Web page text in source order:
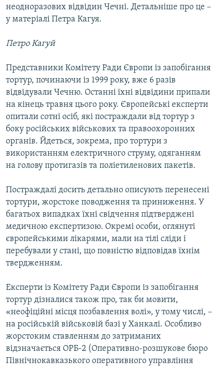
неодноразових відвідин Чечні. Детальніше про це –
у матеріалі Петра Кагуя.
Петро Кагуй
Представники Комітету Ради Європи із запобігання
тортур, починаючи із 1999 року, вже 6 разів
відвідували Чечню. Останні їхні відвідини припали
на кінець травня цього року. Європейські експерти
опитали сотні осіб, які постраждали від тортур з
боку російських військових та правоохоронних
органів. Йдеться, зокрема, про тортури з
використанням електричного струму, одяганням
на голову протигазів та поліетиленових пакетів.
Постраждалі досить детально описують перенесені
тортури, жорстоке поводження та приниження. У
багатьох випадках їхні свідчення підтверджені
медичною експертизою. Окремі особи, оглянуті
європейськими лікарями, мали на тілі сліди і
перебували у стані, що повністю відповідав їхнім
твердженням.
Експерти із Комітету Ради Європи із запобігання
тортур дізналися також про, так би мовити,
«неофіційні місця позбавлення волі», у тому числі, –
на російській військовій базі у Ханкалі. Особливо
жорстоким ставленням до затриманих
відзначається ОРБ-2 (Оперативно-розшукове бюро
Північнокавказького оперативного управління